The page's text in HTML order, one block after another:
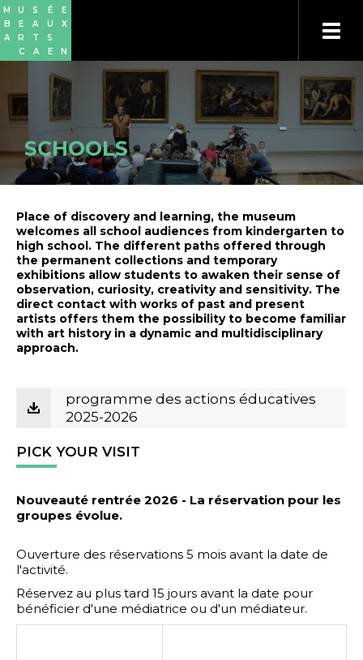
Skip
to
main
content
M U S É
E
B
E A U
X
A
R T
S
C
A E N
SCHOOLS
Place of discovery and learning, the museum
welcomes all school audiences from kindergarten to
high school. The different paths offered through
the permanent collections and temporary
exhibitions allow students to awaken their sense of
observation, curiosity, creativity and sensitivity. The
direct contact with works of past and present
artists offers them the possibility to become familiar
with art history in a dynamic and multidisciplinary
approach.
programme des actions éducatives
2025-2026
PICK YOUR VISIT
Nouveauté rentrée 2026 - La réservation pour les
groupes évolue.
Ouverture des réservations 5 mois avant la date de
l'activité.
Réservez au plus tard 15 jours avant la date pour
bénéficier d'une médiatrice ou d'un médiateur.
Cookies management panel